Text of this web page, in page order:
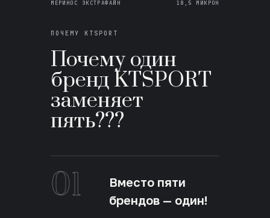
МЕРИНОС ЭКСТРАФАЙН 18,5 МИКРОН
ПОЧЕМУ KTSPORT
Почему один
бренд KTSPORT
заменяет
пять???
01
Вместо пяти
брендов — один!